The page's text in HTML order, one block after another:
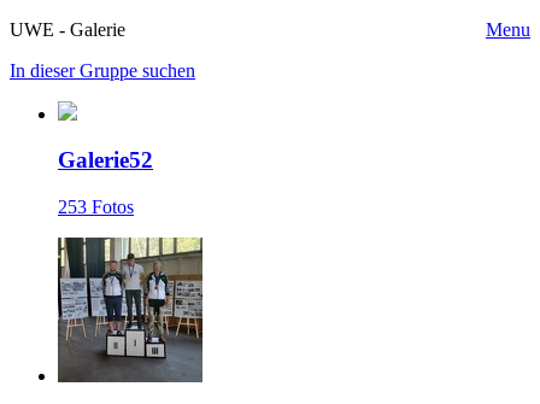
UWE - Galerie
Menu
In dieser Gruppe suchen
Galerie52
253 Fotos